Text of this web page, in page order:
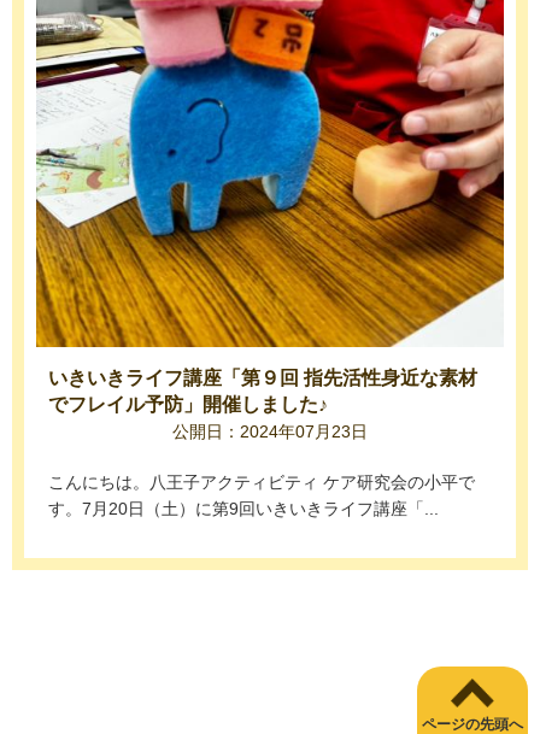
いきいきライフ講座「第９回 指先活性身近な素材
でフレイル予防」開催しました♪
公開日：2024年07月23日
こんにちは。八王子アクティビティ ケア研究会の小平で
す。7月20日（土）に第9回いきいきライフ講座「...
ページの先頭へ